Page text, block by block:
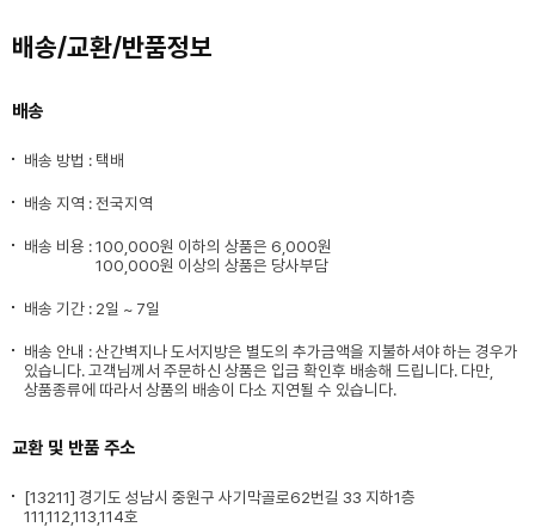
배송/교환/반품정보
배송
배송 방법 : 택배
배송 지역 : 전국지역
배송 비용 :100,000원 이하의 상품은 6,000원
100,000원 이상의 상품은 당사부담
배송 기간 : 2일 ~ 7일
배송 안내 : 산간벽지나 도서지방은 별도의 추가금액을 지불하셔야 하는 경우가
있습니다. 고객님께서 주문하신 상품은 입금 확인후 배송해 드립니다. 다만,
상품종류에 따라서 상품의 배송이 다소 지연될 수 있습니다.
교환 및 반품 주소
[13211] 경기도 성남시 중원구 사기막골로62번길 33 지하1층
111,112,113,114호